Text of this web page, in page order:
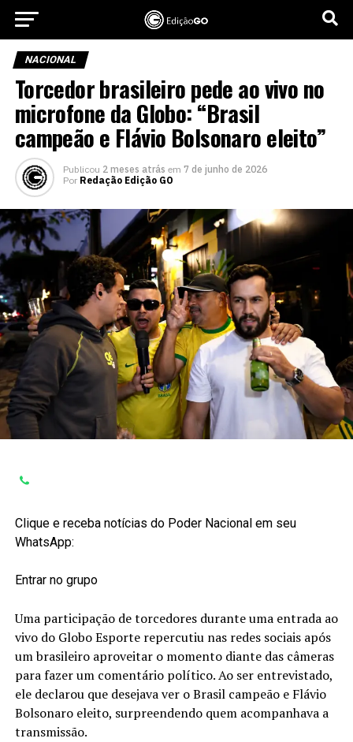
NACIONAL
Torcedor brasileiro pede ao vivo no
microfone da Globo: “Brasil
campeão e Flávio Bolsonaro eleito”
Publicou 2 meses atrás em 7 de junho de 2026
Por Redação Edição GO
Clique e receba notícias do Poder Nacional em seu
WhatsApp:
Entrar no grupo
Uma participação de torcedores durante uma entrada ao
vivo do Globo Esporte repercutiu nas redes sociais após
um brasileiro aproveitar o momento diante das câmeras
para fazer um comentário político. Ao ser entrevistado,
ele declarou que desejava ver o Brasil campeão e Flávio
Bolsonaro eleito, surpreendendo quem acompanhava a
transmissão.